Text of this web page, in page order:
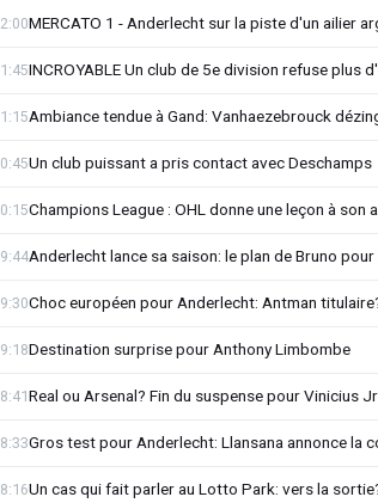
MERCATO 1 - Anderlecht sur la piste d'un ailier
INCROYABLE Un club de 5e division refuse plus
Ambiance tendue à Gand: Vanhaezebrouck
Un club puissant a pris contact avec Deschamps
Champions League : OHL donne une leçon à son
Anderlecht lance sa saison: le plan de Bruno
Choc européen pour Anderlecht: Antman
Destination surprise pour Anthony Limbombe
Real ou Arsenal? Fin du suspense pour Vinicius Jr
Gros test pour Anderlecht: Llansana annonce la
Un cas qui fait parler au Lotto Park: vers la